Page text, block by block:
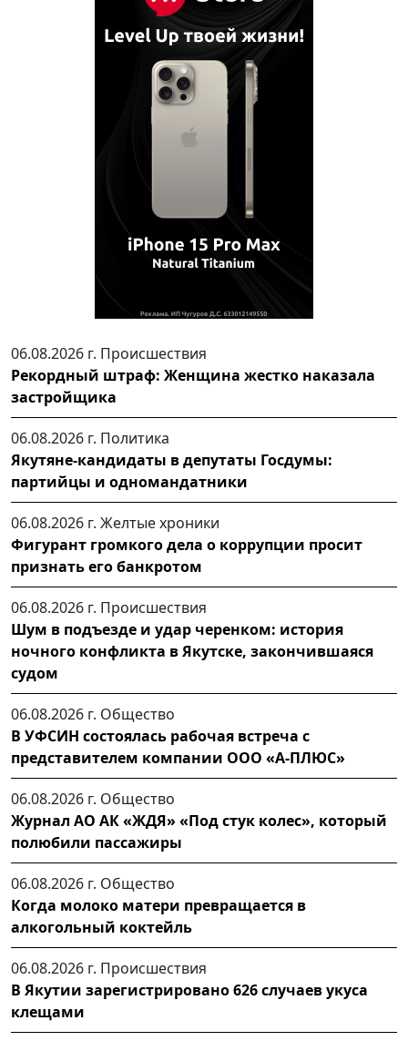
06.08.2026 г. Происшествия
Рекордный штраф: Женщина жестко наказала
застройщика
06.08.2026 г. Политика
Якутяне-кандидаты в депутаты Госдумы:
партийцы и одномандатники
06.08.2026 г. Желтые хроники
Фигурант громкого дела о коррупции просит
признать его банкротом
06.08.2026 г. Происшествия
Шум в подъезде и удар черенком: история
ночного конфликта в Якутске, закончившаяся
судом
06.08.2026 г. Общество
В УФСИН состоялась рабочая встреча с
представителем компании ООО «А-ПЛЮС»
06.08.2026 г. Общество
Журнал АО АК «ЖДЯ» «Под стук колес», который
полюбили пассажиры
06.08.2026 г. Общество
Когда молоко матери превращается в
алкогольный коктейль
06.08.2026 г. Происшествия
В Якутии зарегистрировано 626 случаев укуса
клещами